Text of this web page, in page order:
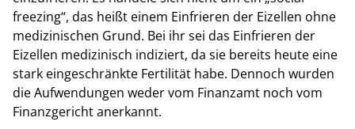
freezing“, das heißt einem Einfrieren der Eizellen ohne
medizinischen Grund. Bei ihr sei das Einfrieren der
Eizellen medizinisch indiziert, da sie bereits heute eine
stark eingeschränkte Fertilität habe. Dennoch wurden
die Aufwendungen weder vom Finanzamt noch vom
Finanzgericht anerkannt.